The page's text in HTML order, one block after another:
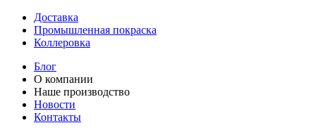
Доставка
Промышленная покраска
Коллеровка
Блог
О компании
Наше производство
Новости
Контакты